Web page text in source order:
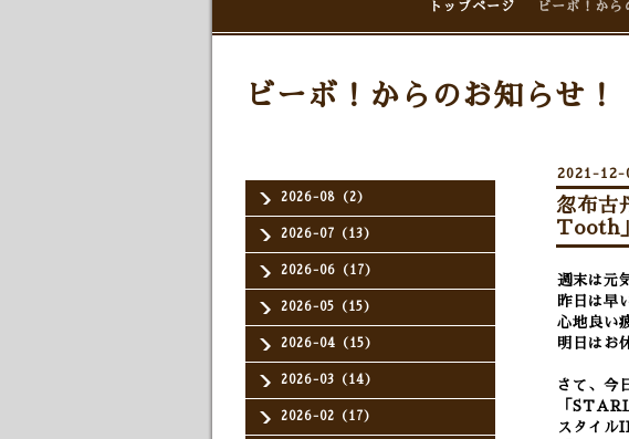
トップページ ビーボ！から
2026-08（2）
2026-07（13）
2026-06（17）
2026-05（15）
2026-04（15）
2026-03（14）
2026-02（17）
ビーボ！からのお知らせ！
2021-12-
忽布
Tooth
週末は元
昨日は早
心地良い
明日はお
さて、今
「
スタイル